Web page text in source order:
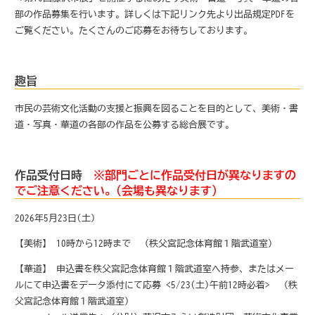
部の作品募集を行います。詳しくは下記リンク先より出品規定PDFを
ご覧ください。たくさんのご応募をお待ちしております。
趣旨
市民の芸術文化活動の支援と振興を図ることを目的として、美術・書
道・写真・華道の各部の作品を公募する総合展です。
作品受付日時 ※部門ごとに作品受付日が異なりますの
でご注意ください。(会場も異なります)
2026年5月23日(土)
【美術】 10時から12時まで （秩父宮記念体育館１階武道室）
【華道】 申込書を秩父宮記念体育館１階武道室へ持参、またはメー
ルにて申込書をデータ添付にて応募 <5/23(土)午前12時必着> （秩
父宮記念体育館１階武道室）